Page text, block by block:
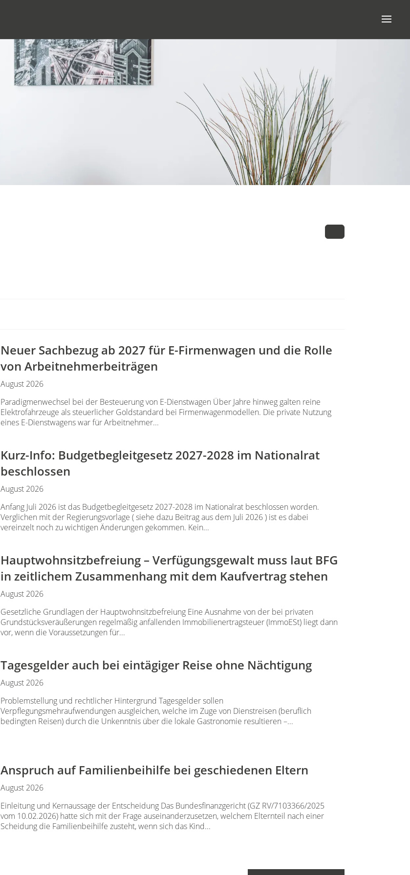
Neuer Sachbezug ab 2027 für E-Firmenwagen und die Rolle
von Arbeitnehmer​­beiträgen
August 2026
Paradigmenwechsel bei der Besteuerung von E-Dienstwagen Über Jahre hinweg galten reine
Elektrofahrzeuge als steuerlicher Goldstandard bei Firmenwagenmodellen. Die private Nutzung
eines E-Dienstwagens war für Arbeitnehmer...
Kurz-Info: Budgetbegleitgesetz 2027-2028 im Nationalrat
beschlossen
August 2026
Anfang Juli 2026 ist das Budgetbegleitgesetz 2027-2028 im Nationalrat beschlossen worden.
Verglichen mit der Regierungsvorlage ( siehe dazu Beitrag aus dem Juli 2026 ) ist es dabei
vereinzelt noch zu wichtigen Änderungen gekommen. Kein...
Hauptwohnsitz​­befreiung – Verfügungsgewalt muss laut BFG
in zeitlichem Zusammenhang mit dem Kaufvertrag stehen
August 2026
Gesetzliche Grundlagen der Hauptwohnsitzbefreiung Eine Ausnahme von der bei privaten
Grundstücksveräußerungen regelmäßig anfallenden Immobilienertragsteuer (ImmoESt) liegt dann
vor, wenn die Voraussetzungen für...
Tagesgelder auch bei eintägiger Reise ohne Nächtigung
August 2026
Problemstellung und rechtlicher Hintergrund Tagesgelder sollen
Verpflegungsmehraufwendungen ausgleichen, welche im Zuge von Dienstreisen (beruflich
bedingten Reisen) durch die Unkenntnis über die lokale Gastronomie resultieren –...
Anspruch auf Familienbeihilfe bei geschiedenen Eltern
August 2026
Einleitung und Kernaussage der Entscheidung Das Bundesfinanzgericht (GZ RV/7103366/2025
vom 10.02.2026) hatte sich mit der Frage auseinanderzusetzen, welchem Elternteil nach einer
Scheidung die Familienbeihilfe zusteht, wenn sich das Kind...